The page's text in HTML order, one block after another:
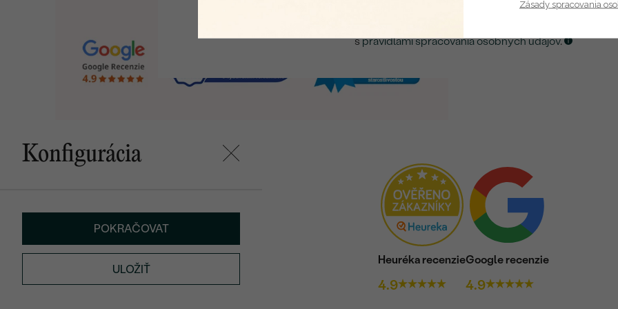
Konfigurácia
POKRAČOVAT
ULOŽIŤ
Heuréka recenzie
4.9
Google recenzie
4.9
spravidlami spracovania osobných údajov.
Zásady spracovania